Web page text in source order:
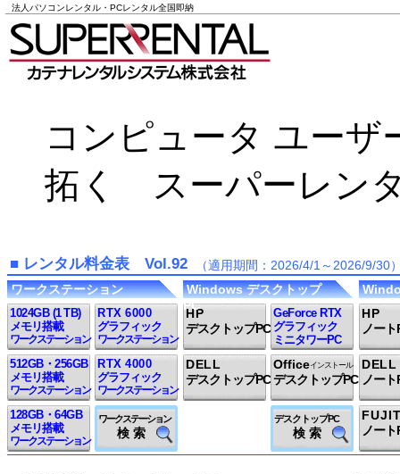
法人パソコンレンタル・PCレンタル全国即納
コンピュータ ユーザ
拓く スーパーレン
■ レンタル料金表 Vol.92
（適用期間：2026/4/1～2026/9/30
ワークステーション
1024GB (1 TB)
メモリ搭載
ワークステーション
RTX 6000
グラフィック
ワークステーション
512GB・256GB
メモリ搭載
ワークステーション
RTX 4000
グラフィック
ワークステーション
128GB・64GB
メモリ搭載
ワークステーション
ワークステーション
検 索
Windows デスクトップ
PC
HP
デスクトップPC
GeForce RTX
グラフィック
ミニタワーPC
DELL
デスクトップPC
Officeインストール
デスクトップPC
デスクトップPC
検 索
HP
ノート
DELL
ノート
ノート